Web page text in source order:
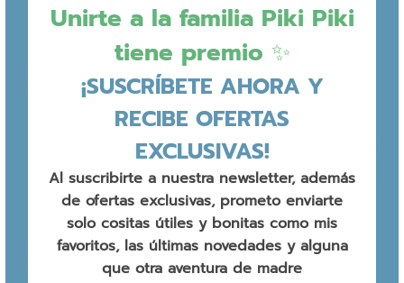
Unirte a la familia Piki Piki
tiene premio ✨
¡SUSCRÍBETE AHORA Y
RECIBE OFERTAS
EXCLUSIVAS!
Al suscribirte a nuestra newsletter, además
de ofertas exclusivas, prometo enviarte
solo cositas útiles y bonitas como mis
favoritos, las últimas novedades y alguna
que otra aventura de madre